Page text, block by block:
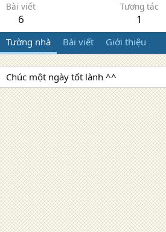
Bài viết
6
Tương tác
1
Tường nhà Bài viết Giới thiệu
Chúc một ngày tốt lành ^^